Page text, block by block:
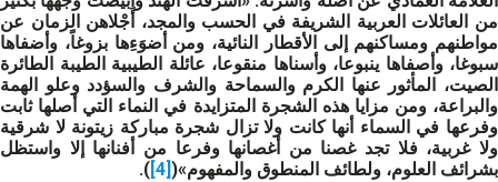
من العائلات العربية الشريفة في الحسب والمجد، أَجْلاهن الزمان عن
مواطنهم ومساكنهم إلى الأقطار النائية، ومن أضوَءِها بزوغاً، وأضفاها
سبوغا، وأصفاها ينبوعا، وأسناها منقوعا، عائلة الطيبية الطيبة الطائرة
الصيت، المأثور عنها الكرم والسماحة والشرف والسؤدد وعلو الهمة
والبراعة، ومن مزايا هذه الشجرة المتزايدة في النماء التي أصلها ثابت
وفرعها في السماء أنها كانت ولا تزال شجرة مباركة زيتونة لا شرقية
ولا غربية، فلا تجد غصنا من أغصانها وفرعا من أفنانها إلا واستظل
بشرائف العلوم، ولطائف المنطوق والمفهوم»(
).